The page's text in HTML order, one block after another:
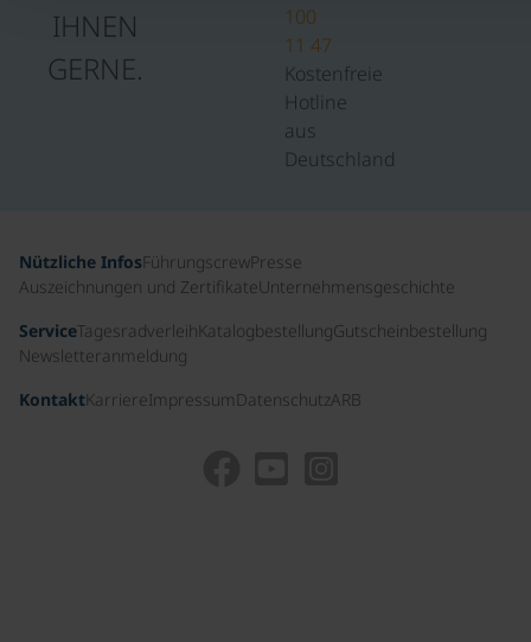
IHNEN
GERNE.
100
11 47
Kostenfreie
Hotline
aus
Deutschland
Nützliche InfosFührungscrewPresse
Auszeichnungen und ZertifikateUnternehmensgeschichte
ServiceTagesradverleihKatalogbestellungGutscheinbestellung
Newsletteranmeldung
KontaktKarriereImpressum DatenschutzARB